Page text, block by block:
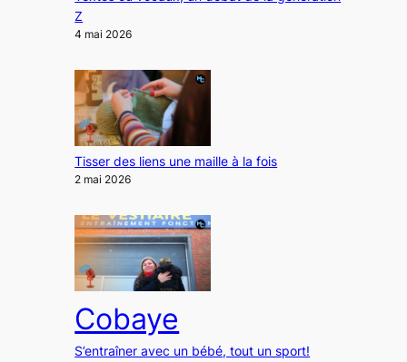
Z
4 mai 2026
Tisser des liens une maille à la fois
2 mai 2026
Cobaye
S’entraîner avec un bébé, tout un sport!